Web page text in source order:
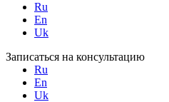
Ru
En
Uk
Записаться на консультацию
Ru
En
Uk